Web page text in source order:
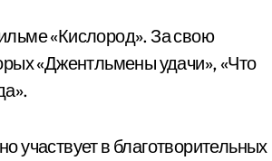
«Кислород». За свою
«Джентльмены удачи», «Что
участвует в благотворительных